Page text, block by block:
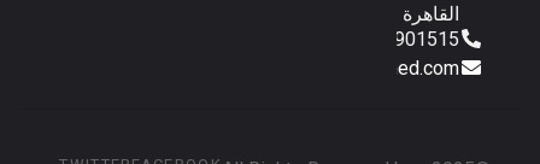
القاهرة
01153901515
sales@souqmed.com